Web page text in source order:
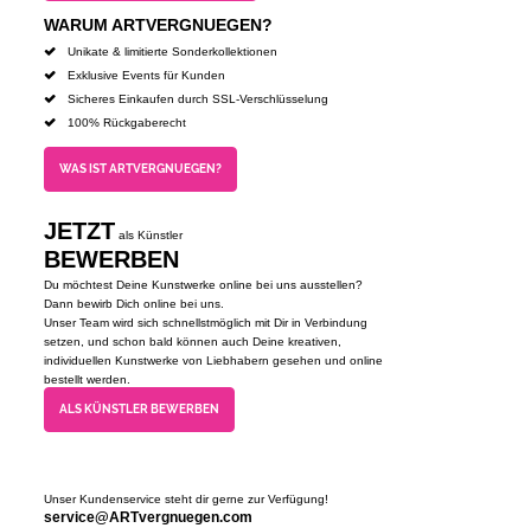
WARUM ARTVERGNUEGEN?
Unikate & limitierte Sonderkollektionen
Exklusive Events für Kunden
Sicheres Einkaufen durch SSL-Verschlüsselung
100% Rückgaberecht
WAS IST ARTVERGNUEGEN?
JETZT als Künstler
BEWERBEN
Du möchtest Deine Kunstwerke online bei uns ausstellen?
Dann bewirb Dich online bei uns.
Unser Team wird sich schnellstmöglich mit Dir in Verbindung
setzen, und schon bald können auch Deine kreativen,
individuellen Kunstwerke von Liebhabern gesehen und online
bestellt werden.
ALS KÜNSTLER BEWERBEN
Unser Kundenservice steht dir gerne zur Verfügung!
service@ARTvergnuegen.com